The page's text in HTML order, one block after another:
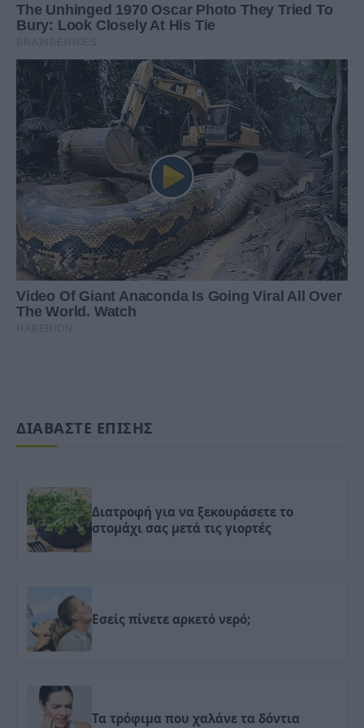
ΔΙΑΒΑΣΤΕ ΕΠΙΣΗΣ
Διατροφή για να ξεκουράσετε το
στομάχι σας μετά τις γιορτές
Εσείς πίνετε αρκετό νερό;
Τα τρόφιμα που χαλάνε τα δόντια